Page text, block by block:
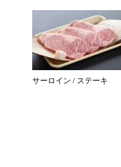
サーロイン / ステーキ